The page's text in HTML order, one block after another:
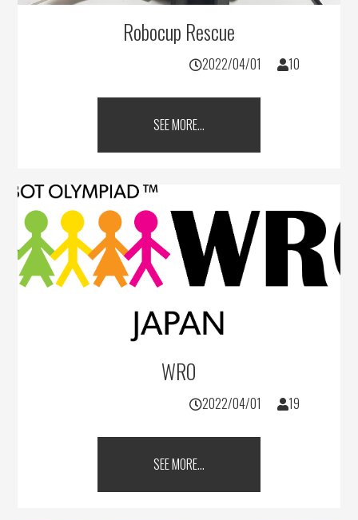
Robocup Rescue
2022/04/01 10
SEE MORE...
WRO
2022/04/01 19
SEE MORE...